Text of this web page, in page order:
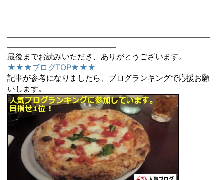
――――――――――――――――――――――――――
――――――――――――――
最後までお読みいただき、ありがとうございます。
★★★ブログTOP★★★
記事が参考になりましたら、ブログランキングで応援お願
いします。